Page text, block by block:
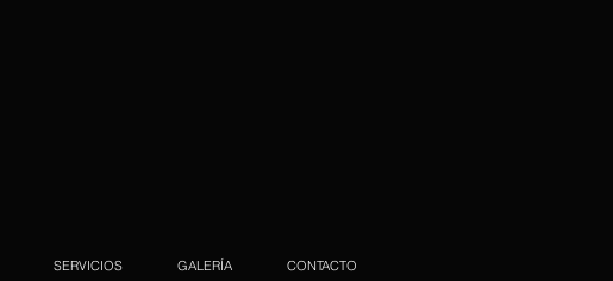
SERVICIOS GALERÍA CONTACTO